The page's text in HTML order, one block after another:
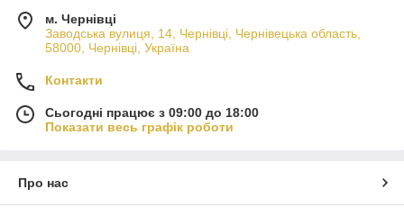
м. Чернівці
Заводська вулиця, 14, Чернівці, Чернівецька область,
58000, Чернівці, Україна
Контакти
Сьогодні працює з 09:00 до 18:00
Показати весь графік роботи
Про нас